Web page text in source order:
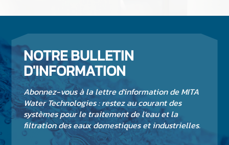
NOTRE BULLETIN
D'INFORMATION
Abonnez-vous à la lettre d'information de MITA
Water Technologies : restez au courant des
systèmes pour le traitement de l'eau et la
filtration des eaux domestiques et industrielles.